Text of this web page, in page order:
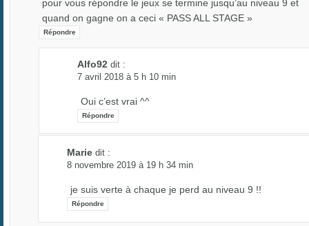
pour vous répondre le jeux se termine jusqu’au niveau 9 et
quand on gagne on a ceci « PASS ALL STAGE »
Répondre
Alfo92 dit :
7 avril 2018 à 5 h 10 min
Oui c’est vrai ^^
Répondre
Marie dit :
8 novembre 2019 à 19 h 34 min
je suis verte à chaque je perd au niveau 9 !!
Répondre